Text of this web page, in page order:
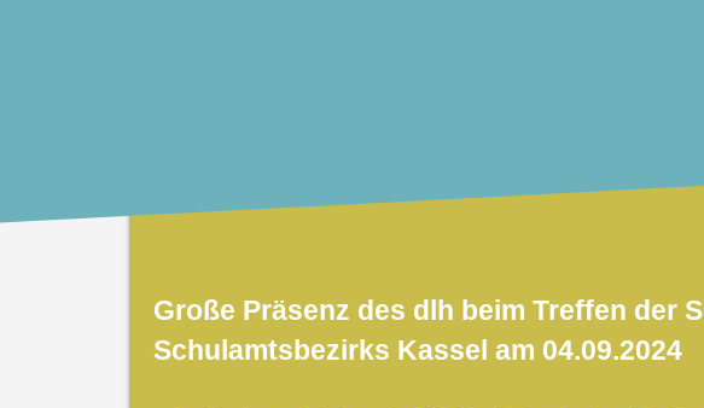
Große Präsenz des dlh beim Treffen der
Schulamtsbezirks Kassel am 04.09.2024